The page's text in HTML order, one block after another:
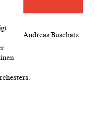
Andreas Buschatz